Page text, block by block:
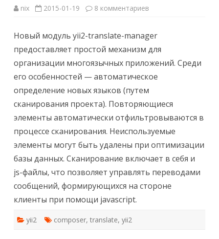
nix 2015-01-19 8 комментариев
Manager
Новый модуль yii2-translate-manager
предоставляет простой механизм для
организации многоязычных приложений. Среди
его особенностей — автоматическое
определение новых языков (путем
сканирования проекта). Повторяющиеся
элементы автоматически отфильтровываются в
процессе сканирования. Неиспользуемые
элементы могут быть удалены при оптимизации
базы данных. Сканирование включает в себя и
js-файлы, что позволяет управлять переводами
сообщений, формирующихся на стороне
клиенты при помощи javascript.
yii2 composer, translate, yii2